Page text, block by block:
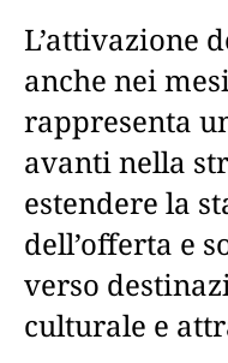
L’attivazione
anche nei
rappresenta
avanti nella
estendere la
dell’offerta e
verso
culturale e